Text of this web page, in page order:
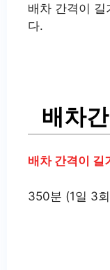
배차 간격이 길
다.
배차
배차 간격이 길
350분 (1일 3